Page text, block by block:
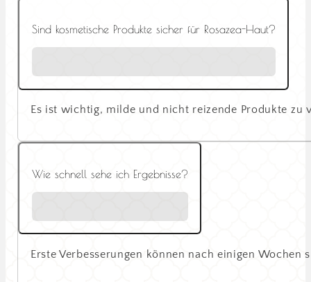
Sind kosmetische Produkte sicher für Rosazea-Haut?
Es ist wichtig, milde und nicht reizende Produkte
Wie schnell sehe ich Ergebnisse?
Erste Verbesserungen können nach einigen